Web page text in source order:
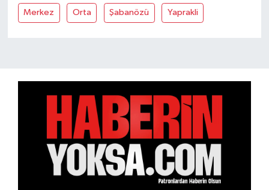
Merkez Orta Şabanözü Yaprakli